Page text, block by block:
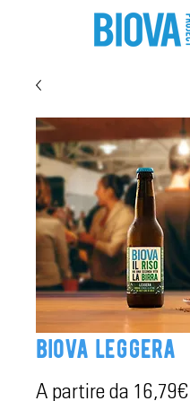
biova leggera
A partire da 16,79€